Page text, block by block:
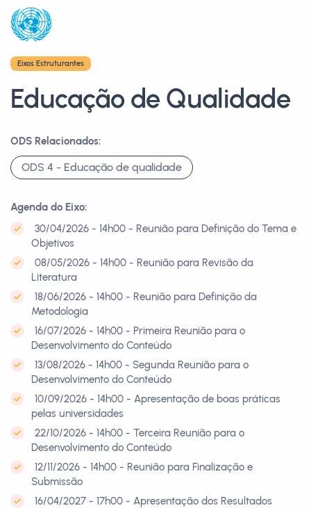
Eixos Estruturantes
Educação de Qualidade
ODS Relacionados:
ODS 4 - Educação de qualidade
Agenda do Eixo:
30/04/2026 - 14h00 - Reunião para Definição do Tema e
Objetivos
08/05/2026 - 14h00 - Reunião para Revisão da
Literatura
18/06/2026 - 14h00 - Reunião para Definição da
Metodologia
16/07/2026 - 14h00 - Primeira Reunião para o
Desenvolvimento do Conteúdo
13/08/2026 - 14h00 - Segunda Reunião para o
Desenvolvimento do Conteúdo
10/09/2026 - 14h00 - Apresentação de boas práticas
pelas universidades
22/10/2026 - 14h00 - Terceira Reunião para o
Desenvolvimento do Conteúdo
12/11/2026 - 14h00 - Reunião para Finalização e
Submissão
16/04/2027 - 17h00 - Apresentação dos Resultados